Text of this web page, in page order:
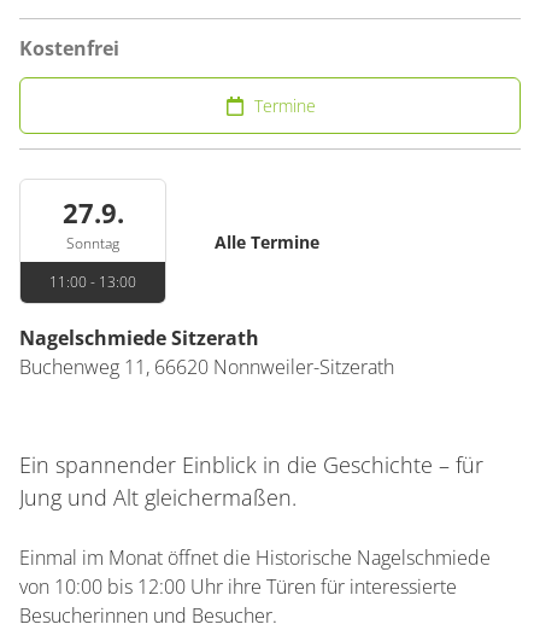
Kostenfrei
Termine
27.9.
Sonntag
11:00 - 13:00
Alle Termine
Nagelschmiede Sitzerath
Buchenweg 11, 66620 Nonnweiler-Sitzerath
Ein spannender Einblick in die Geschichte – für
Jung und Alt gleichermaßen.
Einmal im Monat öffnet die Historische Nagelschmiede
von 10:00 bis 12:00 Uhr ihre Türen für interessierte
Besucherinnen und Besucher.